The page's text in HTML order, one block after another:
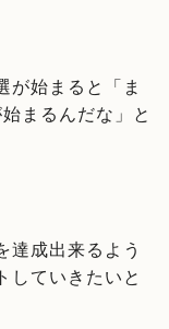
が始まると「ま
まるんだな」と
達成出来るよう
していきたいと